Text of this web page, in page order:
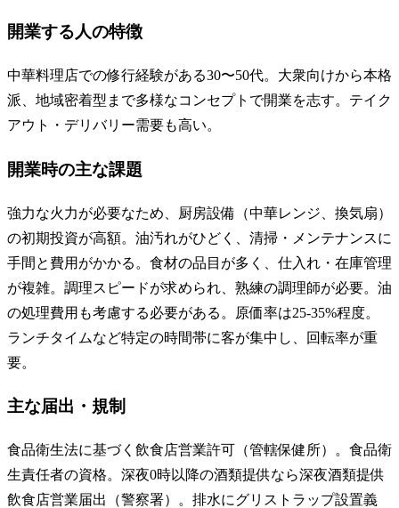
開業する人の特徴
中華料理店での修行経験がある30〜50代。大衆向けから本格
派、地域密着型まで多様なコンセプトで開業を志す。テイク
アウト・デリバリー需要も高い。
開業時の主な課題
強力な火力が必要なため、厨房設備（中華レンジ、換気扇）
の初期投資が高額。油汚れがひどく、清掃・メンテナンスに
手間と費用がかかる。食材の品目が多く、仕入れ・在庫管理
が複雑。調理スピードが求められ、熟練の調理師が必要。油
の処理費用も考慮する必要がある。原価率は25-35%程度。
ランチタイムなど特定の時間帯に客が集中し、回転率が重
要。
主な届出・規制
食品衛生法に基づく飲食店営業許可（管轄保健所）。食品衛
生責任者の資格。深夜0時以降の酒類提供なら深夜酒類提供
飲食店営業届出（警察署）。排水にグリストラップ設置義